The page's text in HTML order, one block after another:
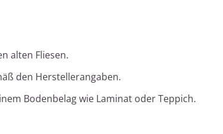
alten Fliesen.
den Herstellerangaben.
Bodenbelag wie Laminat oder Teppich.